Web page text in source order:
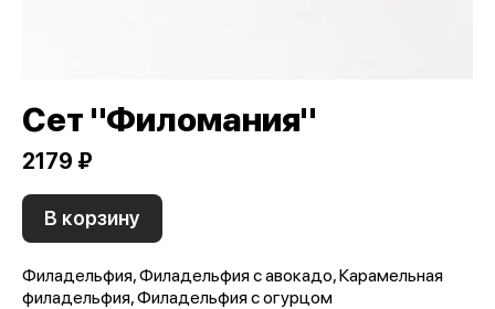
Сет "Филомания"
2179 ₽
В корзину
Филадельфия, Филадельфия с авокадо, Карамельная
филадельфия, Филадельфия с огурцом